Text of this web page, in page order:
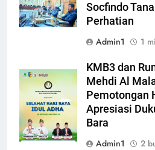
Socfindo
Perhatian
Admin1
1
KMB3 dan
Mehdi Al
Pemotongan
Apresiasi
Bara
Admin1
2